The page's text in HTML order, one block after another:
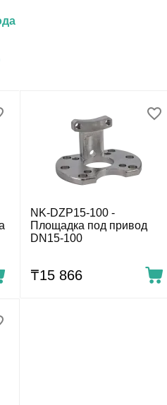
NK-DZP15-100 -
Площадка под привод
DN15-100
₸15 866